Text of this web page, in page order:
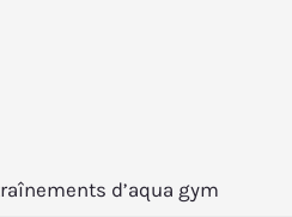
d’aqua gym